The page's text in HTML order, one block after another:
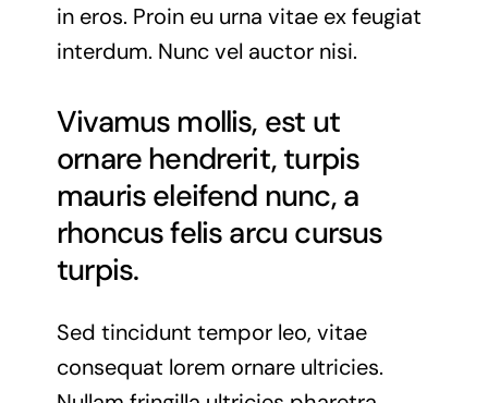
in eros. Proin eu urna vitae ex feugiat
interdum. Nunc vel auctor nisi.
Vivamus mollis, est ut
ornare hendrerit, turpis
mauris eleifend nunc, a
rhoncus felis arcu cursus
turpis.
Sed tincidunt tempor leo, vitae
consequat lorem ornare ultricies.